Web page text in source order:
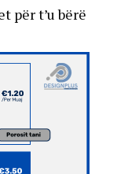
për t’u bërë